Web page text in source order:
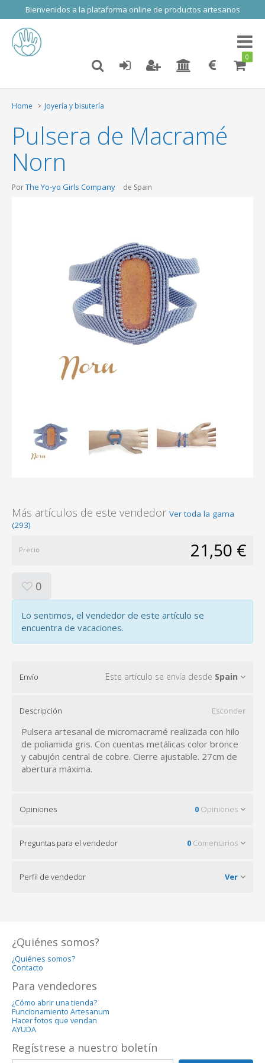
Bienvenidos a la plataforma online de productos artesanos
Toggle
0
Home Joyería y bisutería
Pulsera de Macramé
Norn
PorThe Yo-yo Girls Company de Spain
Más artículos de este vendedor Ver toda la gama
(293)
Precio 21,50 €
0
Lo sentimos, el vendedor de este artículo se
encuentra de vacaciones.
Envío Este artículo se envía desde Spain
Descripción Esconder
Pulsera artesanal de micromacramé realizada con hilo
de poliamida gris. Con cuentas metálicas color bronce
y cabujón central de cobre. Cierre ajustable. 27cm de
abertura máxima.
Opiniones 0 Opiniones
Preguntas para el vendedor 0 Comentarios
Perfil de vendedor Ver
¿Quiénes somos?
¿Quiénes somos?
Contacto
Para vendedores
¿Cómo abrir una tienda?
Funcionamiento Artesanum
Hacer fotos que vendan
AYUDA
Regístrese a nuestro boletín